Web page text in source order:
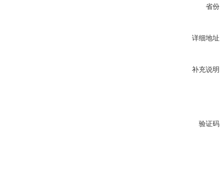
省份
详细地址
补充说明
验证码